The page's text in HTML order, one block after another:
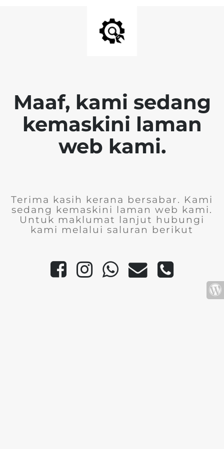
Maaf, kami sedang
kemaskini laman
web kami.
Terima kasih kerana bersabar. Kami
sedang kemaskini laman web kami.
Untuk maklumat lanjut hubungi
kami melalui saluran berikut